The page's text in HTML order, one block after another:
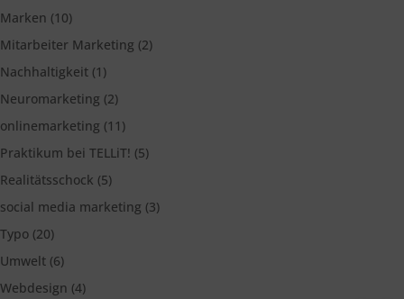
Marken (10)
Mitarbeiter Marketing (2)
Nachhaltigkeit (1)
Neuromarketing (2)
onlinemarketing (11)
Praktikum bei TELLiT! (5)
Realitätsschock (5)
social media marketing (3)
Typo (20)
Umwelt (6)
Webdesign (4)